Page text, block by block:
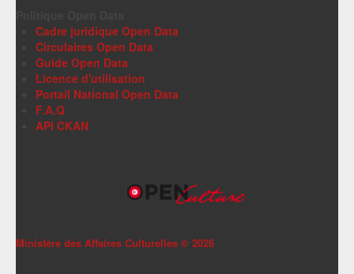
Cadre juridique Open Data
Circulaires Open Data
Guide Open Data
Licence d'utilisation
Portail National Open Data
F.A.Q
API CKAN
Ministère des Affaires Culturelles © 2026